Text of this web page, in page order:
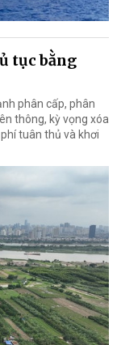
tục bằng
phân cấp, phân
thông, kỳ vọng xóa
tuân thủ và khơi